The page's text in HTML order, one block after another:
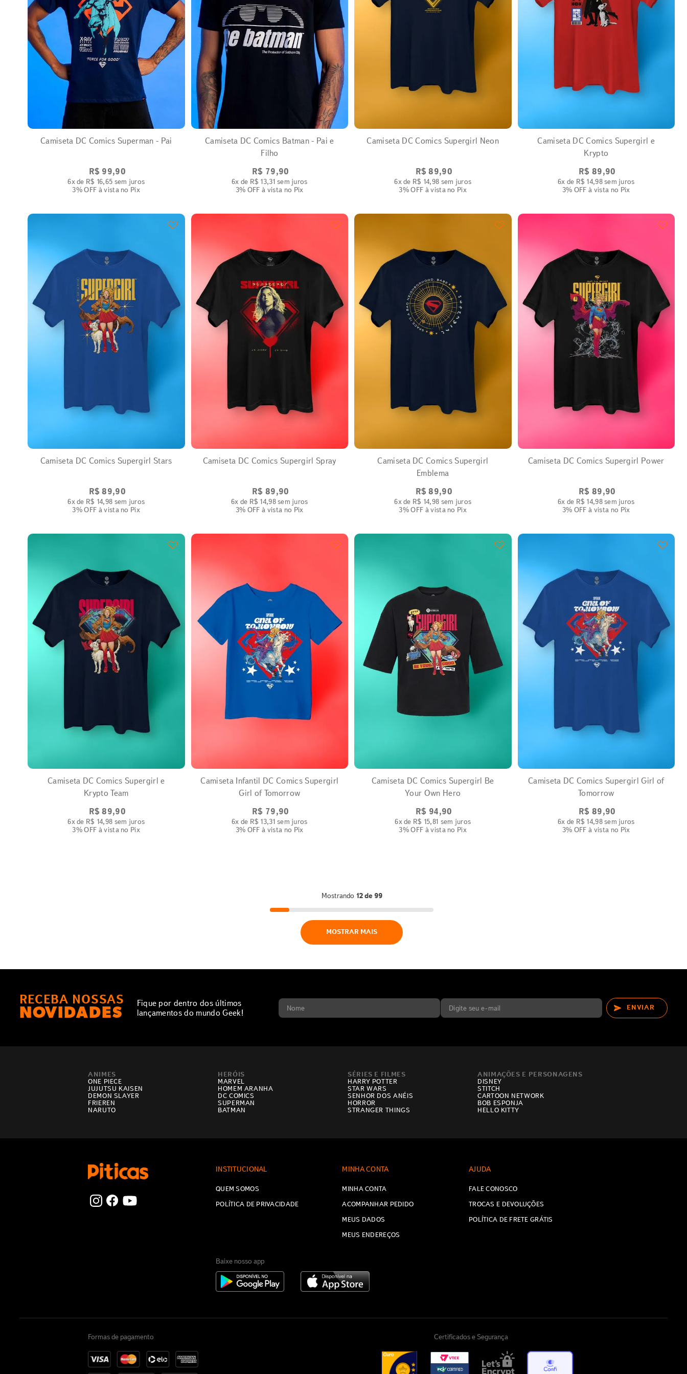
Camiseta DC Comics Superman - Pai
R$ 99,90
6x de R$ 16,65 sem juros
3% OFF à vista no Pix
Camiseta DC Comics Batman - Pai e
Filho
R$ 79,90
6x de R$ 13,31 sem juros
3% OFF à vista no Pix
Camiseta DC Comics Supergirl Neon
R$ 89,90
6x de R$ 14,98 sem juros
3% OFF à vista no Pix
Camiseta DC Comics Supergirl e
Krypto
R$ 89,90
6x de R$ 14,98sem juros
3% OFF à vista no Pix
Camiseta DC Comics Supergirl Stars
R$ 89,90
6x de R$ 14,98 sem juros
3% OFF à vista no Pix
Camiseta DC Comics Supergirl Spray
R$ 89,90
6x de R$ 14,98sem juros
3% OFF à vista no Pix
Camiseta DC Comics Supergirl
Emblema
R$ 89,90
6x de R$ 14,98 sem juros
3% OFF à vista no Pix
Camiseta DC Comics Supergirl Power
R$ 89,90
6x de R$ 14,98sem juros
3% OFF à vista no Pix
Camiseta DC Comics Supergirl e
Krypto Team
R$ 89,90
6x de R$ 14,98 sem juros
3% OFF à vista no Pix
Camiseta Infantil DC Comics Supergirl
Girl of Tomorrow
R$ 79,90
6x de R$ 13,31 sem juros
3% OFF à vista no Pix
Camiseta DC Comics Supergirl Be
Your Own Hero
R$ 94,90
6x de R$ 15,81 sem juros
3% OFF à vista no Pix
Camiseta DC Comics Supergirl Girl of
Tomorrow
R$ 89,90
6x de R$ 14,98sem juros
3% OFF à vista no Pix
Mostrando 12 de 99
MOSTRAR MAIS
RECEBA NOSSAS
NOVIDADES
Fique por dentro dos últimos
lançamentos do mundo Geek!
ENVIAR
ANIMES
ONE PIECE
JUJUTSU KAISEN
DEMON SLAYER
FRIEREN
NARUTO
HERÓIS
MARVEL
HOMEM ARANHA
DC COMICS
SUPERMAN
BATMAN
SÉRIES E FILMES
HARRY POTTER
STAR WARS
SENHOR DOS ANÉIS
HORROR
STRANGER THINGS
ANIMAÇÕES E PERSONAGENS
DISNEY
STITCH
CARTOON NETWORK
BOB ESPONJA
HELLO KITTY
INSTITUCIONAL
QUEM SOMOS
POLÍTICA DE PRIVACIDADE
MINHA CONTA
MINHA CONTA
ACOMPANHAR PEDIDO
MEUS DADOS
MEUS ENDEREÇOS
AJUDA
FALE CONOSCO
TROCAS E DEVOLUÇÕES
POLÍTICA DE FRETE GRÁTIS
Baixe nosso app
Formas de pagamento Certificados e Segurança